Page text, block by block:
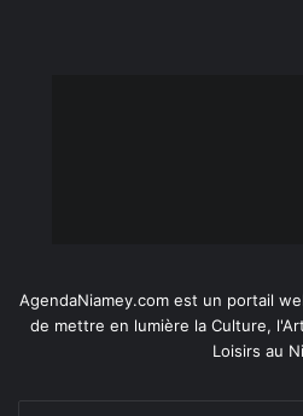
AgendaNiamey.com est un portail
de mettre en lumière la Culture,
Loisirs au